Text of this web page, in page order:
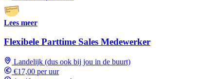
Lees meer
Flexibele Parttime Sales Medewerker
Landelijk (dus ook bij jou in de buurt)
€17,00 per uur